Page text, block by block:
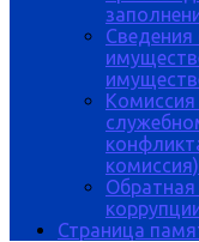
комиссия)
Страница